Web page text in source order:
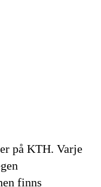
på KTH. Varje
finns